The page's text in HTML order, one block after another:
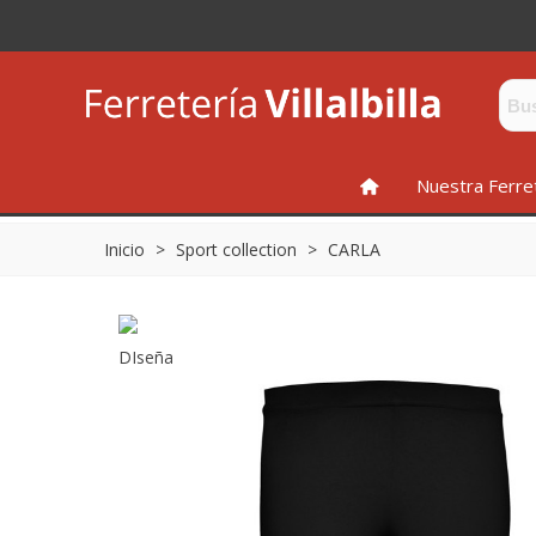
INICIONuestra
Inicio > Sport collection > CARLA